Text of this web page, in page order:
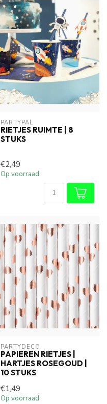
PARTYPAL
RIETJES RUIMTE | 8
STUKS
€2,49
Op voorraad
PARTYDECO
PAPIEREN RIETJES |
HARTJES ROSEGOUD |
10 STUKS
€1,49
Op voorraad